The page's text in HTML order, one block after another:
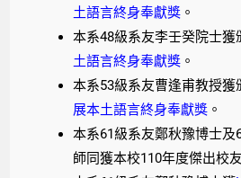
土語言終身奉獻獎 。
本系48級系友李壬癸院士獲
土語言終身奉獻獎 。
本系53級系友曹逢甫教授獲
展本土語言終身奉獻獎 。
本系61級系友鄭秋豫博士及
師同獲本校110年度傑出校